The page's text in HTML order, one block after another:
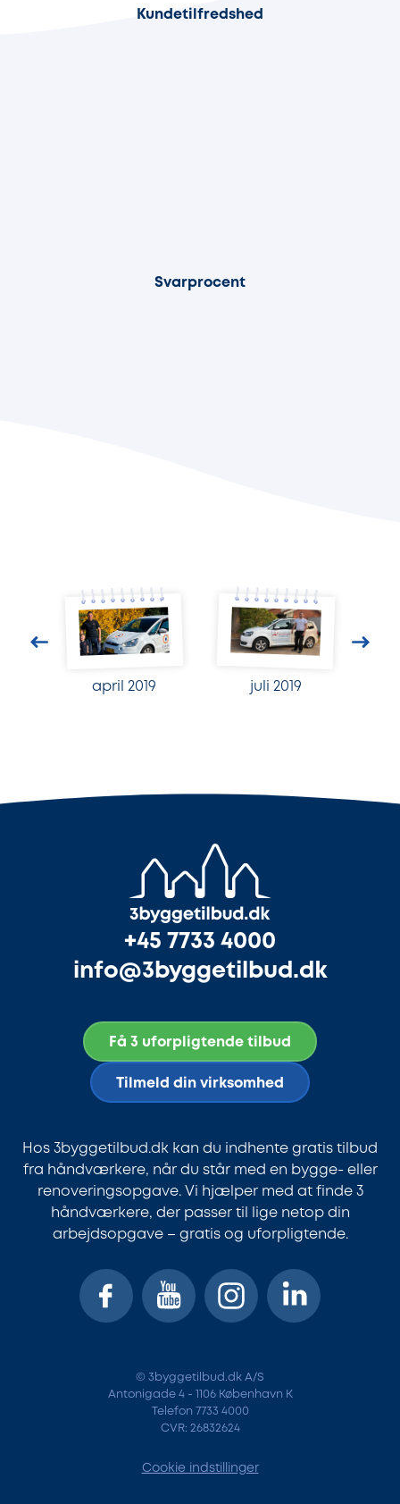
Kundetilfredshed
Svarprocent
april 2019 juli 2019
+45 7733 4000
info@3byggetilbud.dk
Få 3 uforpligtende tilbud
Tilmeld din virksomhed
Hos 3byggetilbud.dk kan du indhente gratis tilbud
fra håndværkere, når du står med en bygge- eller
renoveringsopgave. Vi hjælper med at finde 3
håndværkere, der passer til lige netop din
arbejdsopgave – gratis og uforpligtende.
© 3byggetilbud.dk A/S
Antonigade 4 - 1106 København K
Telefon 7733 4000
CVR: 26832624
Cookie indstillinger